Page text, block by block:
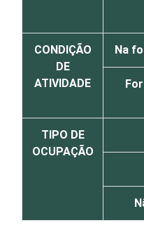
CONDIÇÃO
DE
ATIVIDADE
Na
TIPO DE
OCUPAÇÃO